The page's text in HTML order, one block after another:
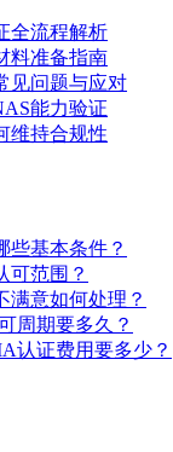
全流程解析
料准备指南
见问题与应对
能力验证
维持合规性
些基本条件？
可范围？
满意如何处理？
周期要多久？
认证费用要多少？